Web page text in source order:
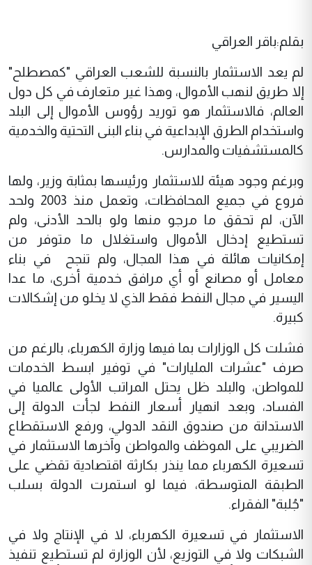
بقلم:باقر العراقي
لم يعد الاستثمار بالنسبة للشعب العراقي "كمصطلح"
إلا طريق لنهب الأموال، وهذا غير متعارف في كل دول
العالم، فالاستثمار هو توريد رؤوس الأموال إلى البلد
واستخدام الطرق الإبداعية في بناء البنى التحتية والخدمية
كالمستشفيات والمدارس.
وبرغم وجود هيئة للاستثمار ورئيسها بمثابة وزير، ولها
فروع في جميع المحافظات، وتعمل منذ 2003 ولحد
الآن، لم تحقق ما مرجو منها ولو بالحد الأدنى، ولم
تستطيع إدخال الأموال واستغلال ما متوفر من
إمكانيات هائلة في هذا المجال، ولم تنجح في بناء
معامل أو مصانع أو أي مرافق خدمية أخرى، ما عدا
اليسير في مجال النفط فقط الذي لا يخلو من إشكالات
كبيرة.
فشلت كل الوزارات بما فيها وزارة الكهرباء، بالرغم من
صرف "عشرات المليارات" في توفير ابسط الخدمات
للمواطن، والبلد ظل يحتل المراتب الأولى عالميا في
الفساد، وبعد انهيار أسعار النفط لجأت الدولة إلى
الاستدانة من صندوق النقد الدولي، ورفع الاستقطاع
الضريبي على الموظف والمواطن وآخرها الاستثمار في
تسعيرة الكهرباء مما ينذر بكارثة اقتصادية تقضي على
الطبقة المتوسطة، فيما لو استمرت الدولة بسلب
"جُلبة" الفقراء.
الاستثمار في تسعيرة الكهرباء، لا في الإنتاج ولا في
الشبكات ولا في التوزيع، لأن الوزارة لم تستطيع تنفيذ